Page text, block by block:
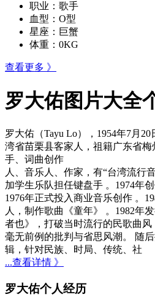
职业： 歌手
血型： O型
星座： 巨蟹
体重： 0KG
查看更多 》
罗大佑图片大全
罗大佑（Tayu Lo），1954年7月
湾省苗栗县客家人，祖籍广东省
手、词曲创作
人、音乐人、作家，有“台湾流行
加学生乐队担任键盘手 。1974年
1976年正式投入商业音乐创作 。
人，制作歌曲《童年》 。1982年
者也》，打破当时流行的民歌曲
毫无前例的批判与省思风潮。 随
辑，针对民族、时局、传统、社
...查看详情 》
罗大佑个人经历